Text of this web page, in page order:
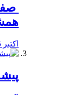
اکتبر 15, 2019